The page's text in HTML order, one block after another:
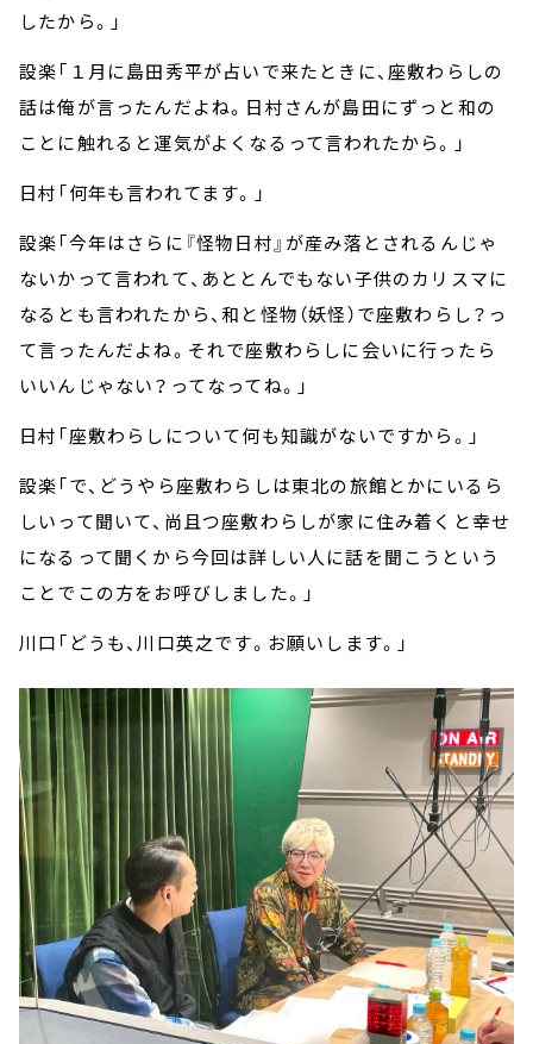
したから。」
設楽「１月に島田秀平が占いで来たときに、座敷わらしの
話は俺が言ったんだよね。日村さんが島田にずっと和の
ことに触れると運気がよくなるって言われたから。」
日村「何年も言われてます。」
設楽「今年はさらに『怪物日村』が産み落とされるんじゃ
ないかって言われて、あととんでもない子供のカリスマに
なるとも言われたから、和と怪物（妖怪）で座敷わらし？っ
て言ったんだよね。それで座敷わらしに会いに行ったら
いいんじゃない？ってなってね。」
日村「座敷わらしについて何も知識がないですから。」
設楽「で、どうやら座敷わらしは東北の旅館とかにいるら
しいって聞いて、尚且つ座敷わらしが家に住み着くと幸せ
になるって聞くから今回は詳しい人に話を聞こうという
ことでこの方をお呼びしました。」
川口「どうも、川口英之です。お願いします。」